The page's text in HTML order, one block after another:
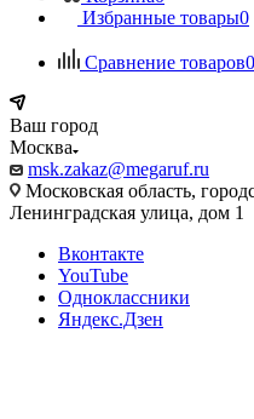
Избранные товары0
Сравнение товаров0
Ваш город
Москва
msk.zakaz@megaruf.ru
Московская область,
Ленинградская улица, дом 1
Вконтакте
YouTube
Одноклассники
Яндекс.Дзен